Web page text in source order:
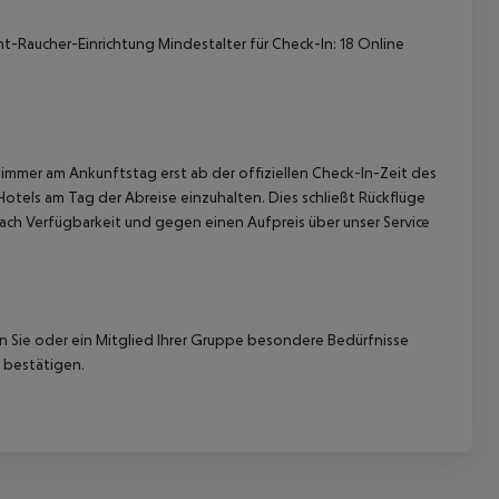
Raucher-Einrichtung Mindestalter für Check-In: 18 Online
am Ankunftstag erst ab der offiziellen Check-In-Zeit des
am Tag der Abreise einzuhalten. Dies schließt Rückflüge
Verfügbarkeit und gegen einen Aufpreis über unser Service
oder ein Mitglied Ihrer Gruppe besondere Bedürfnisse
bestätigen.
akzeptieren